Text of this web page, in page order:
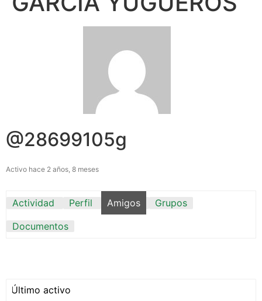
@28699105g
Activo hace 2 años, 8 meses
Actividad Perfil Amigos
Grupos
Documentos
Mostrar: